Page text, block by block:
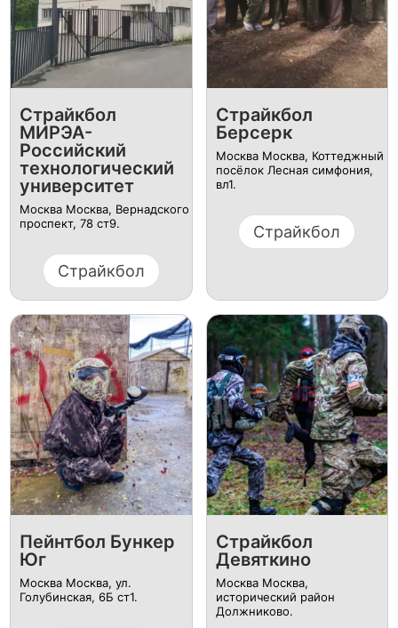
Страйкбол
МИРЭА-
Российский
технологический
университет
Москва Москва, ​Вернадского
проспект, 78 ст9.
Страйкбол
Страйкбол
Берсерк
Москва Москва, ​Коттеджный
посёлок Лесная симфония,
вл1.
Страйкбол
Пейнтбол Бункер
Юг
Москва Москва, ул. ​
Голубинская, 6Б ст1.
Страйкбол
Девяткино
Москва Москва,
исторический район
Должниково.